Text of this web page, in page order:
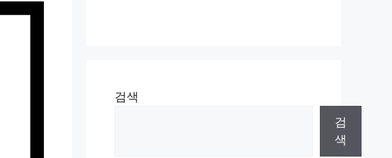
검색
검
색